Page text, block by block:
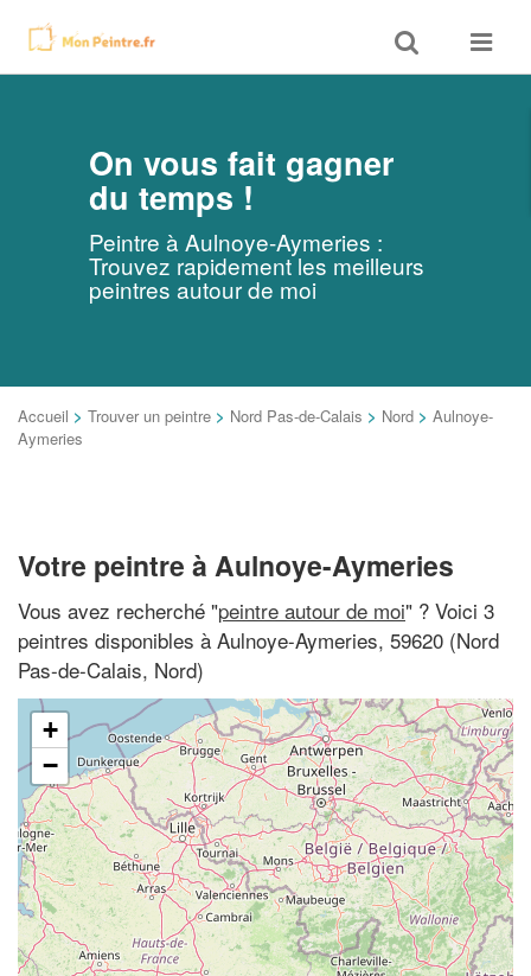
Toggle
search
Toggle
On vous fait gagner
du temps !
Peintre à Aulnoye-Aymeries :
Trouvez rapidement les meilleurs
peintres autour de moi
Accueil > Trouver un peintre > Nord Pas-de-Calais > Nord > Aulnoye-
Aymeries
Votre peintre à Aulnoye-Aymeries
Vous avez recherché "peintre autour de moi" ? Voici 3
peintres disponibles à Aulnoye-Aymeries, 59620 (Nord
Pas-de-Calais, Nord)
+
−